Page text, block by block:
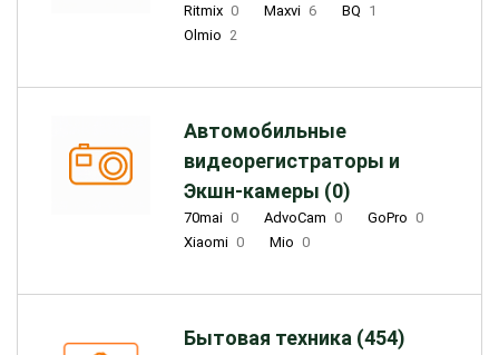
Ritmix 0 Maxvi 6 BQ 1
Olmio 2
Автомобильные
видеорегистраторы и
Экшн-камеры (0)
70mai 0 AdvoCam 0 GoPro 0
Xiaomi 0 Mio 0
Бытовая техника (454)